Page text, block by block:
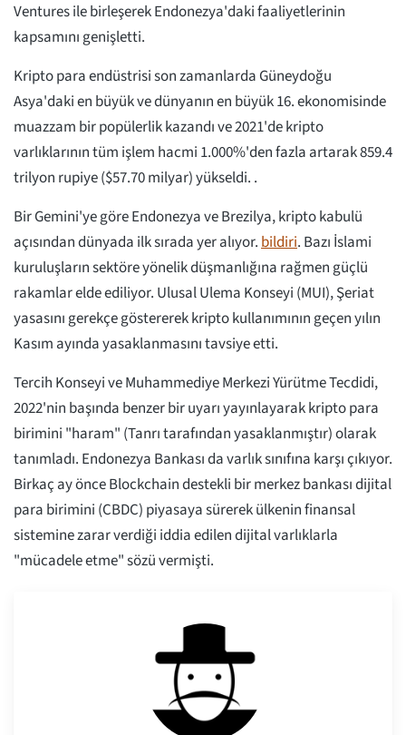
Ventures ile birleşerek Endonezya'daki faaliyetlerinin
kapsamını genişletti.
Kripto para endüstrisi son zamanlarda Güneydoğu
Asya'daki en büyük ve dünyanın en büyük 16. ekonomisinde
muazzam bir popülerlik kazandı ve 2021'de kripto
varlıklarının tüm işlem hacmi 1.000%'den fazla artarak 859.4
trilyon rupiye ($57.70 milyar) yükseldi. .
Bir Gemini'ye göre Endonezya ve Brezilya, kripto kabulü
açısından dünyada ilk sırada yer alıyor.bildiri. Bazı İslami
kuruluşların sektöre yönelik düşmanlığına rağmen güçlü
rakamlar elde ediliyor. Ulusal Ulema Konseyi (MUI), Şeriat
yasasını gerekçe göstererek kripto kullanımının geçen yılın
Kasım ayında yasaklanmasını tavsiye etti.
Tercih Konseyi ve Muhammediye Merkezi Yürütme Tecdidi,
2022'nin başında benzer bir uyarı yayınlayarak kripto para
birimini "haram" (Tanrı tarafından yasaklanmıştır) olarak
tanımladı. Endonezya Bankası da varlık sınıfına karşı çıkıyor.
Birkaç ay önce Blockchain destekli bir merkez bankası dijital
para birimini (CBDC) piyasaya sürerek ülkenin finansal
sistemine zarar verdiği iddia edilen dijital varlıklarla
"mücadele etme" sözü vermişti.